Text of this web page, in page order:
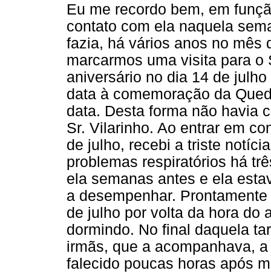
Eu me recordo bem, em
contato com ela naquela
fazia, há vários anos no mês
marcarmos uma visita para
aniversário no dia 14 de
data à comemoração da
data. Desta forma não havia
Sr. Vilarinho. Ao entrar em
de julho, recebi a triste
problemas respiratórios há
ela semanas antes e ela
a desempenhar.
de julho por volta da hora do
dormindo. No final daquela
irmãs, que a acompanhava,
falecido poucas horas após